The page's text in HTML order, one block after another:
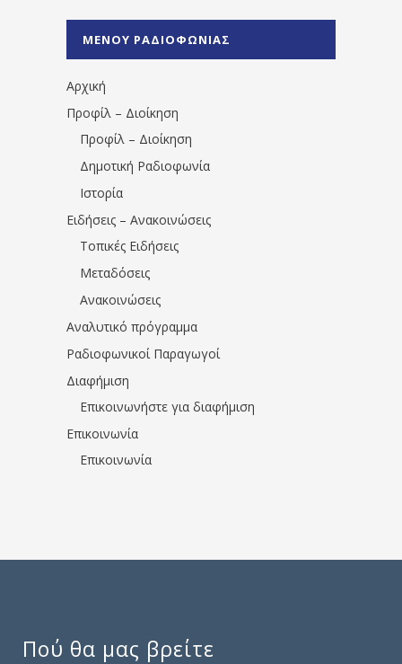
1531194763766854/" artist="" ]
ΜΕΝΟΥ ΡΑΔΙΟΦΩΝΙΑΣ
Αρχική
Προφίλ – Διοίκηση
Προφίλ – Διοίκηση
Δημοτική Ραδιοφωνία
Ιστορία
Ειδήσεις – Ανακοινώσεις
Τοπικές Ειδήσεις
Μεταδόσεις
Ανακοινώσεις
Αναλυτικό πρόγραμμα
Ραδιοφωνικοί Παραγωγοί
Διαφήμιση
Επικοινωνήστε για διαφήμιση
Επικοινωνία
Επικοινωνία
Πού θα μας βρείτε